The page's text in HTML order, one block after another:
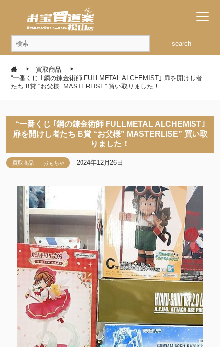
search
買取商品
“一番くじ ｢鋼の錬金術師 FULLMETAL ALCHEMIST｣ 扉を開けし者
たち B賞 “お父様” MASTERLISE” 買い取りました！
“一番くじ ｢鋼の錬金術師 FULLMETAL ALCHEMIST｣
扉を開けし者たち B賞 “お父様” MASTERLISE” 買い取
りました！
買取商品 おもちゃ 2024年12月26日